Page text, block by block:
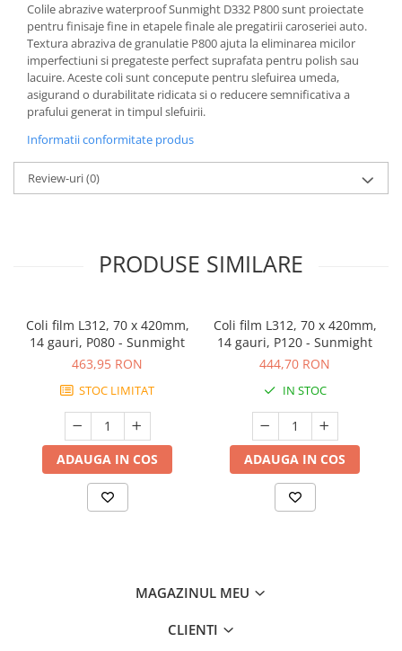
Colile abrazive waterproof Sunmight D332 P800 sunt proiectate
pentru finisaje fine in etapele finale ale pregatirii caroseriei auto.
Textura abraziva de granulatie P800 ajuta la eliminarea micilor
imperfectiuni si pregateste perfect suprafata pentru polish sau
lacuire. Aceste coli sunt concepute pentru slefuirea umeda,
asigurand o durabilitate ridicata si o reducere semnificativa a
prafului generat in timpul slefuirii.
Informatii conformitate produs
Review-uri(0)
PRODUSE SIMILARE
Coli film L312, 70 x 420mm,
14 gauri, P080 - Sunmight
463,95 RON
STOC LIMITAT
ADAUGA IN COS
Coli film L312, 70 x 420mm,
14 gauri, P120 - Sunmight
444,70 RON
IN STOC
ADAUGA IN COS
MAGAZINUL MEU
CLIENTI